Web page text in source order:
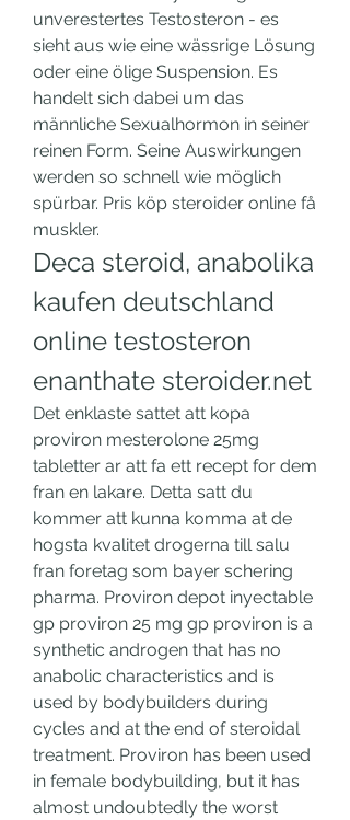
unverestertes Testosteron - es
sieht aus wie eine wässrige Lösung
oder eine ölige Suspension. Es
handelt sich dabei um das
männliche Sexualhormon in seiner
reinen Form. Seine Auswirkungen
werden so schnell wie möglich
spürbar. Pris köp steroider online få
muskler.
Deca steroid, anabolika
kaufen deutschland
online testosteron
enanthate steroider.net
Det enklaste sattet att kopa
proviron mesterolone 25mg
tabletter ar att fa ett recept for dem
fran en lakare. Detta satt du
kommer att kunna komma at de
hogsta kvalitet drogerna till salu
fran foretag som bayer schering
pharma. Proviron depot inyectable
gp proviron 25 mg gp proviron is a
synthetic androgen that has no
anabolic characteristics and is
used by bodybuilders during
cycles and at the end of steroidal
treatment. Proviron has been used
in female bodybuilding, but it has
almost undoubtedly the worst